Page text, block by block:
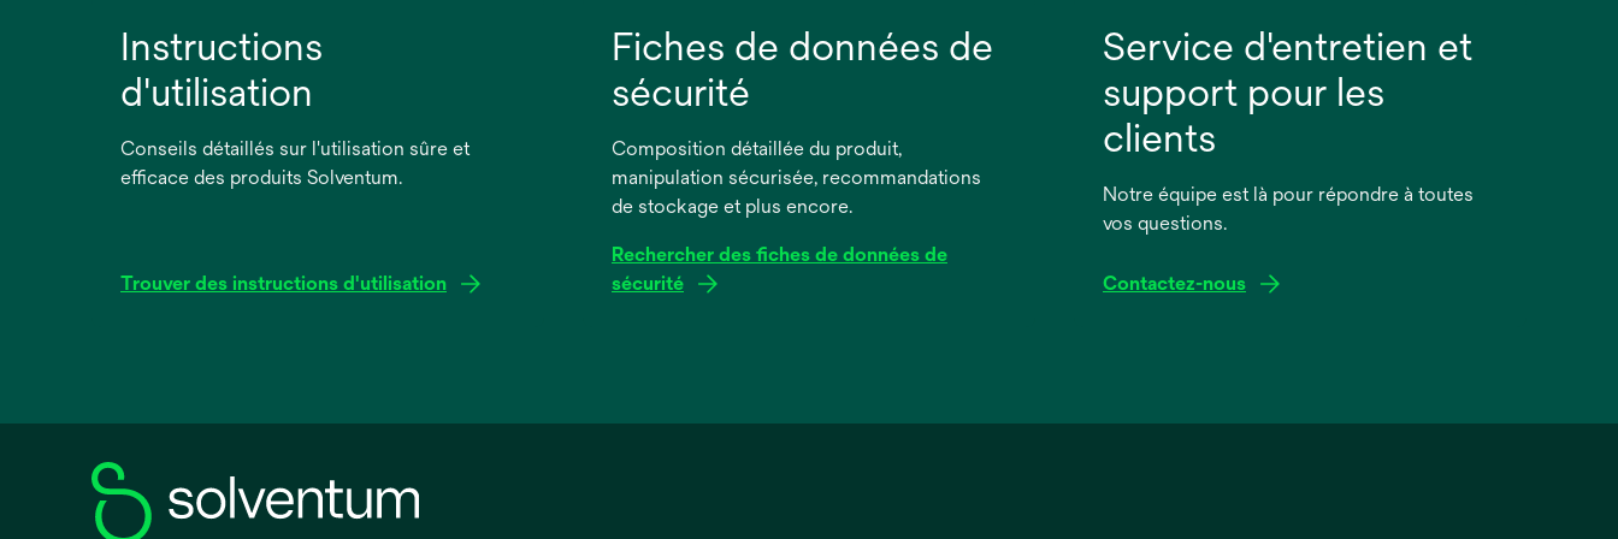
Instructions
d'utilisation
Conseils détaillés sur l'utilisation sûre et
efficace des produits Solventum.
Trouver des instructions d'utilisation
nouvel
Fiches de données de
sécurité
Composition détaillée du produit,
manipulation sécurisée, recommandations
de stockage et plus encore.
Rechercher des fiches de données de
sécurité
nouvel
Service d'entretien et
support pour les
clients
Notre équipe est là pour répondre à toutes
vos questions.
Contactez-nous